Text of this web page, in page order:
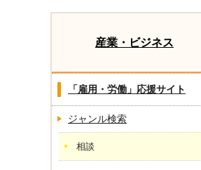
産業・ビジネス
「雇用・労働」応援サイト
ジャンル検索
相談